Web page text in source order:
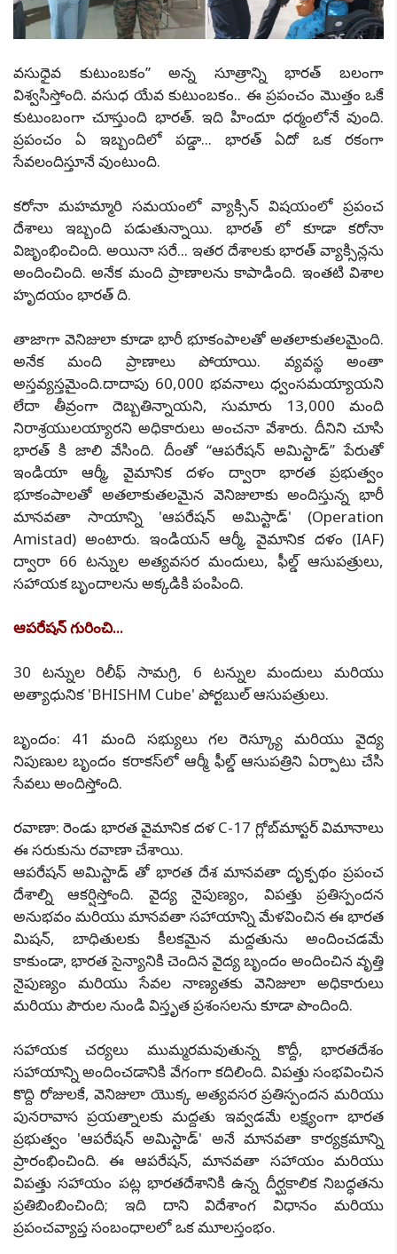
వసుధైవ కుటుంబకం’’ అన్న సూత్రాన్ని భారత్ బలంగా
విశ్వసిస్తోంది. వసుధ యేవ కుటుంబకం.. ఈ ప్రపంచం మొత్తం ఒకే
కుటుంబంగా చూస్తుంది భారత్. ఇది హిందూ ధర్మంలోనే వుంది.
ప్రపంచం ఏ ఇబ్బందిలో పడ్డా... భారత్ ఏదో ఒక రకంగా
సేవలందిస్తూనే వుంటుంది.
కరోనా మహమ్మారి సమయంలో వ్యాక్సిన్ విషయంలో ప్రపంచ
దేశాలు ఇబ్బంది పడుతున్నాయి. భారత్ లో కూడా కరోనా
విజృంభించింది. అయినా సరే... ఇతర దేశాలకు భారత్ వ్యాక్సిన్లను
అందించింది. అనేక మంది ప్రాణాలను కాపాడింది. ఇంతటి విశాల
హృదయం భారత్ ది.
తాజాగా వెనిజులా కూడా భారీ భూకంపాలతో అతలాకుతలమైంది.
అనేక మంది ప్రాణాలు పోయాయి. వ్యవస్థ అంతా
అస్తవ్యస్తమైంది.దాదాపు 60,000 భవనాలు ధ్వంసమయ్యాయని
లేదా తీవ్రంగా దెబ్బతిన్నాయని, సుమారు 13,000 మంది
నిరాశ్రయులయ్యారని అధికారులు అంచనా వేశారు. దీనిని చూసి
భారత్ కి జాలి వేసింది. దీంతో ‘‘ఆపరేషన్ అమిస్టాడ్’’ పేరుతో
ఇండియా ఆర్మీ, వైమానిక దళం ద్వారా భారత ప్రభుత్వం
భూకంపాలతో అతలాకుతలమైన వెనిజులాకు అందిస్తున్న భారీ
మానవతా సాయాన్ని 'ఆపరేషన్ అమిస్టాడ్' (Operation
Amistad) అంటారు. ఇండియన్ ఆర్మీ, వైమానిక దళం (IAF)
ద్వారా 66 టన్నుల అత్యవసర మందులు, ఫీల్డ్ ఆసుపత్రులు,
సహాయక బృందాలను అక్కడికి పంపింది.
ఆపరేషన్ గురించి...
30 టన్నుల రిలీఫ్ సామగ్రి, 6 టన్నుల మందులు మరియు
అత్యాధునిక 'BHISHM Cube' పోర్టబుల్ ఆసుపత్రులు.
బృందం: 41 మంది సభ్యులు గల రెస్క్యూ మరియు వైద్య
నిపుణుల బృందం కరాకస్‌లో ఆర్మీ ఫీల్డ్ ఆసుపత్రిని ఏర్పాటు చేసి
సేవలు అందిస్తోంది.
రవాణా: రెండు భారత వైమానిక దళ C-17 గ్లోబ్‌మాస్టర్ విమానాలు
ఈ సరుకును రవాణా చేశాయి.
ఆపరేషన్ అమిస్టాడ్ తో భారత దేశ మానవతా దృక్పథం ప్రపంచ
దేశాల్ని ఆకర్షిస్తోంది. వైద్య నైపుణ్యం, విపత్తు ప్రతిస్పందన
అనుభవం మరియు మానవతా సహాయాన్ని మేళవించిన ఈ భారత
మిషన్, బాధితులకు కీలకమైన మద్దతును అందించడమే
కాకుండా, భారత సైన్యానికి చెందిన వైద్య బృందం అందించిన వృత్తి
నైపుణ్యం మరియు సేవల నాణ్యతకు వెనిజులా అధికారులు
మరియు పౌరుల నుండి విస్తృత ప్రశంసలను కూడా పొందింది.
సహాయక చర్యలు ముమ్మరమవుతున్న కొద్దీ, భారతదేశం
సహాయాన్ని అందించడానికి వేగంగా కదిలింది. విపత్తు సంభవించిన
కొద్ది రోజులకే, వెనిజులా యొక్క అత్యవసర ప్రతిస్పందన మరియు
పునరావాస ప్రయత్నాలకు మద్దతు ఇవ్వడమే లక్ష్యంగా భారత
ప్రభుత్వం 'ఆపరేషన్ అమిస్టాడ్' అనే మానవతా కార్యక్రమాన్ని
ప్రారంభించింది. ఈ ఆపరేషన్, మానవతా సహాయం మరియు
విపత్తు సహాయం పట్ల భారతదేశానికి ఉన్న దీర్ఘకాలిక నిబద్ధతను
ప్రతిబింబించింది; ఇది దాని విదేశాంగ విధానం మరియు
ప్రపంచవ్యాప్త సంబంధాలలో ఒక మూలస్తంభం.